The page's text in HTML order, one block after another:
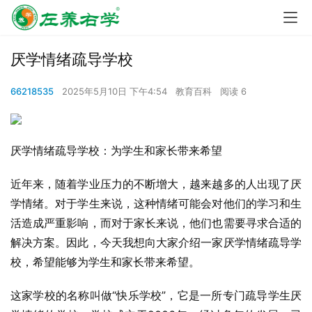
厌学情绪疏导学校
66218535 2025年5月10日 下午4:54 教育百科 阅读 6
厌学情绪疏导学校：为学生和家长带来希望
近年来，随着学业压力的不断增大，越来越多的人出现了厌
学情绪。对于学生来说，这种情绪可能会对他们的学习和生
活造成严重影响，而对于家长来说，他们也需要寻求合适的
解决方案。因此，今天我想向大家介绍一家厌学情绪疏导学
校，希望能够为学生和家长带来希望。
这家学校的名称叫做“快乐学校”，它是一所专门疏导学生厌